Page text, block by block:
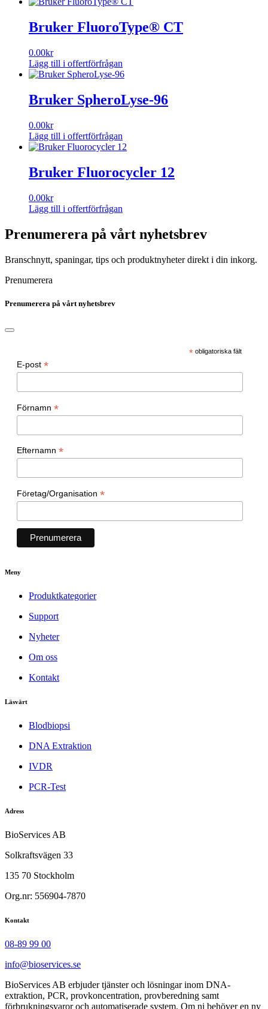
Bruker FluoroType® CT
0.00kr
Lägg till i offertförfrågan
Bruker SpheroLyse-96
0.00kr
Lägg till i offertförfrågan
Bruker Fluorocycler 12
0.00kr
Lägg till i offertförfrågan
Prenumerera på vårt nyhetsbrev
Branschnytt, spaningar, tips och produktnyheter direkt i din inkorg.
Prenumerera
Prenumerera på vårt nyhetsbrev
* obligatoriska fält
E-post *
Förnamn *
Efternamn *
Företag/Organisation *
Meny
Produktkategorier
Support
Nyheter
Om oss
Kontakt
Läsvärt
Blodbiopsi
DNA Extraktion
IVDR
PCR-Test
Adress
BioServices AB
Solkraftsvägen 33
135 70 Stockholm
Org.nr: 556904-7870
Kontakt
08-89 99 00
info@bioservices.se
BioServices AB erbjuder tjänster och lösningar inom DNA-
extraktion, PCR, provkoncentration, provberedning samt
förbrukningsvaror och automatiserade system. Om ni behöver en ny